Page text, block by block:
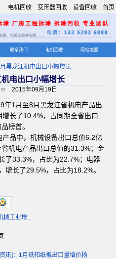
首页
设备回收
变压器回收
电机回收
联系我们 电机回收 网站地图
黑龙江机电出口小幅增长
电出口小幅增长
2015年09月19日
年1月至8月黑龙江省机电产品出
长了10.4%，占同期全省出口
榜首。
品中，机械设备出口总值6.2亿
机电产品出口总值的31.3%；金
了33.3%，占比为22.7%；电器
增长了29.5%，占比为18.2%。
工业增...
讯]：1月纸和纸板出口量增价扬